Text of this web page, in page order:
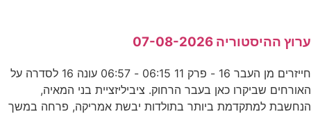
ערוץ ההיסטוריה 07-08-2026
חייזרים מן העבר 16 - פרק 11 06:15 - 06:57 עונה 16 לסדרה על
האורחים שביקרו כאן בעבר הרחוק. ציביליזציית בני המאיה,
הנחשבת למתקדמת ביותר בתולדות יבשת אמריקה, פרחה במשך